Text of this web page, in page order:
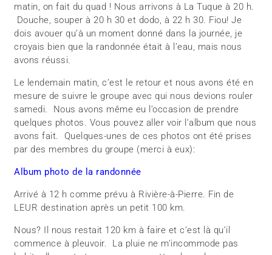
matin, on fait du quad ! Nous arrivons à La Tuque à 20 h.
Douche, souper à 20 h 30 et dodo, à 22 h 30. Fiou! Je
dois avouer qu’à un moment donné dans la journée, je
croyais bien que la randonnée était à l’eau, mais nous
avons réussi.
Le lendemain matin, c’est le retour et nous avons été en
mesure de suivre le groupe avec qui nous devions rouler
samedi. Nous avons même eu l’occasion de prendre
quelques photos. Vous pouvez aller voir l’album que nous
avons fait. Quelques-unes de ces photos ont été prises
par des membres du groupe (merci à eux):
Album photo de la randonnée
Arrivé à 12 h comme prévu à Rivière-à-Pierre. Fin de
LEUR destination après un petit 100 km.
Nous? Il nous restait 120 km à faire et c’est là qu’il
commence à pleuvoir. La pluie ne m’incommode pas